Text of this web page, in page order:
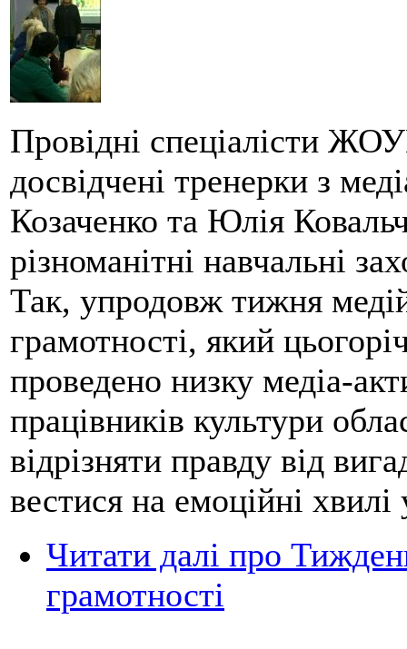
Провідні спеціалісти
досвідчені тренерки з
Козаченко та Юлія
різноманітні навчальні
Так, упродовж тижня
грамотності, який
проведено низку медіа-
працівників культури
відрізняти правду від
вестися на емоційні
Читати далі про
грамотності